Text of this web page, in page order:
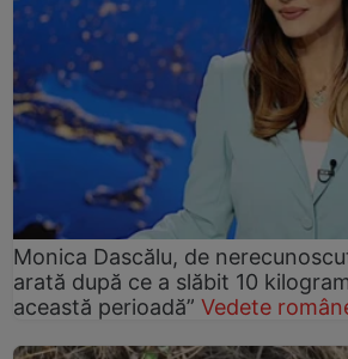
Monica Dascălu, de
arată după ce a slăbit 10
această perioadă” Vedete